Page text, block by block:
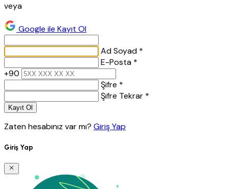
veya
Google ile Kayıt Ol
Ad Soyad *
E-Posta *
+90
Şifre *
Şifre Tekrar *
Kayıt Ol
Zaten hesabınız var mı? Giriş Yap
Giriş Yap